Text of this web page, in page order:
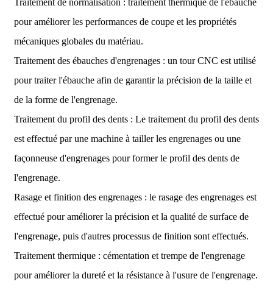
Traitement de normalisation : traitement thermique de l'ébauche
pour améliorer les performances de coupe et les propriétés
mécaniques globales du matériau.
Traitement des ébauches d'engrenages : un tour CNC est utilisé
pour traiter l'ébauche afin de garantir la précision de la taille et
de la forme de l'engrenage.
Traitement du profil des dents : Le traitement du profil des dents
est effectué par une machine à tailler les engrenages ou une
façonneuse d'engrenages pour former le profil des dents de
l'engrenage.
Rasage et finition des engrenages : le rasage des engrenages est
effectué pour améliorer la précision et la qualité de surface de
l'engrenage, puis d'autres processus de finition sont effectués.
Traitement thermique : cémentation et trempe de l'engrenage
pour améliorer la dureté et la résistance à l'usure de l'engrenage.